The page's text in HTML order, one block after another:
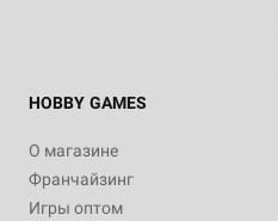
HOBBY GAMES
О магазине
Франчайзинг
Игры оптом